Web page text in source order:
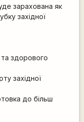
зарахована як
західної
здорового
західної
до більш